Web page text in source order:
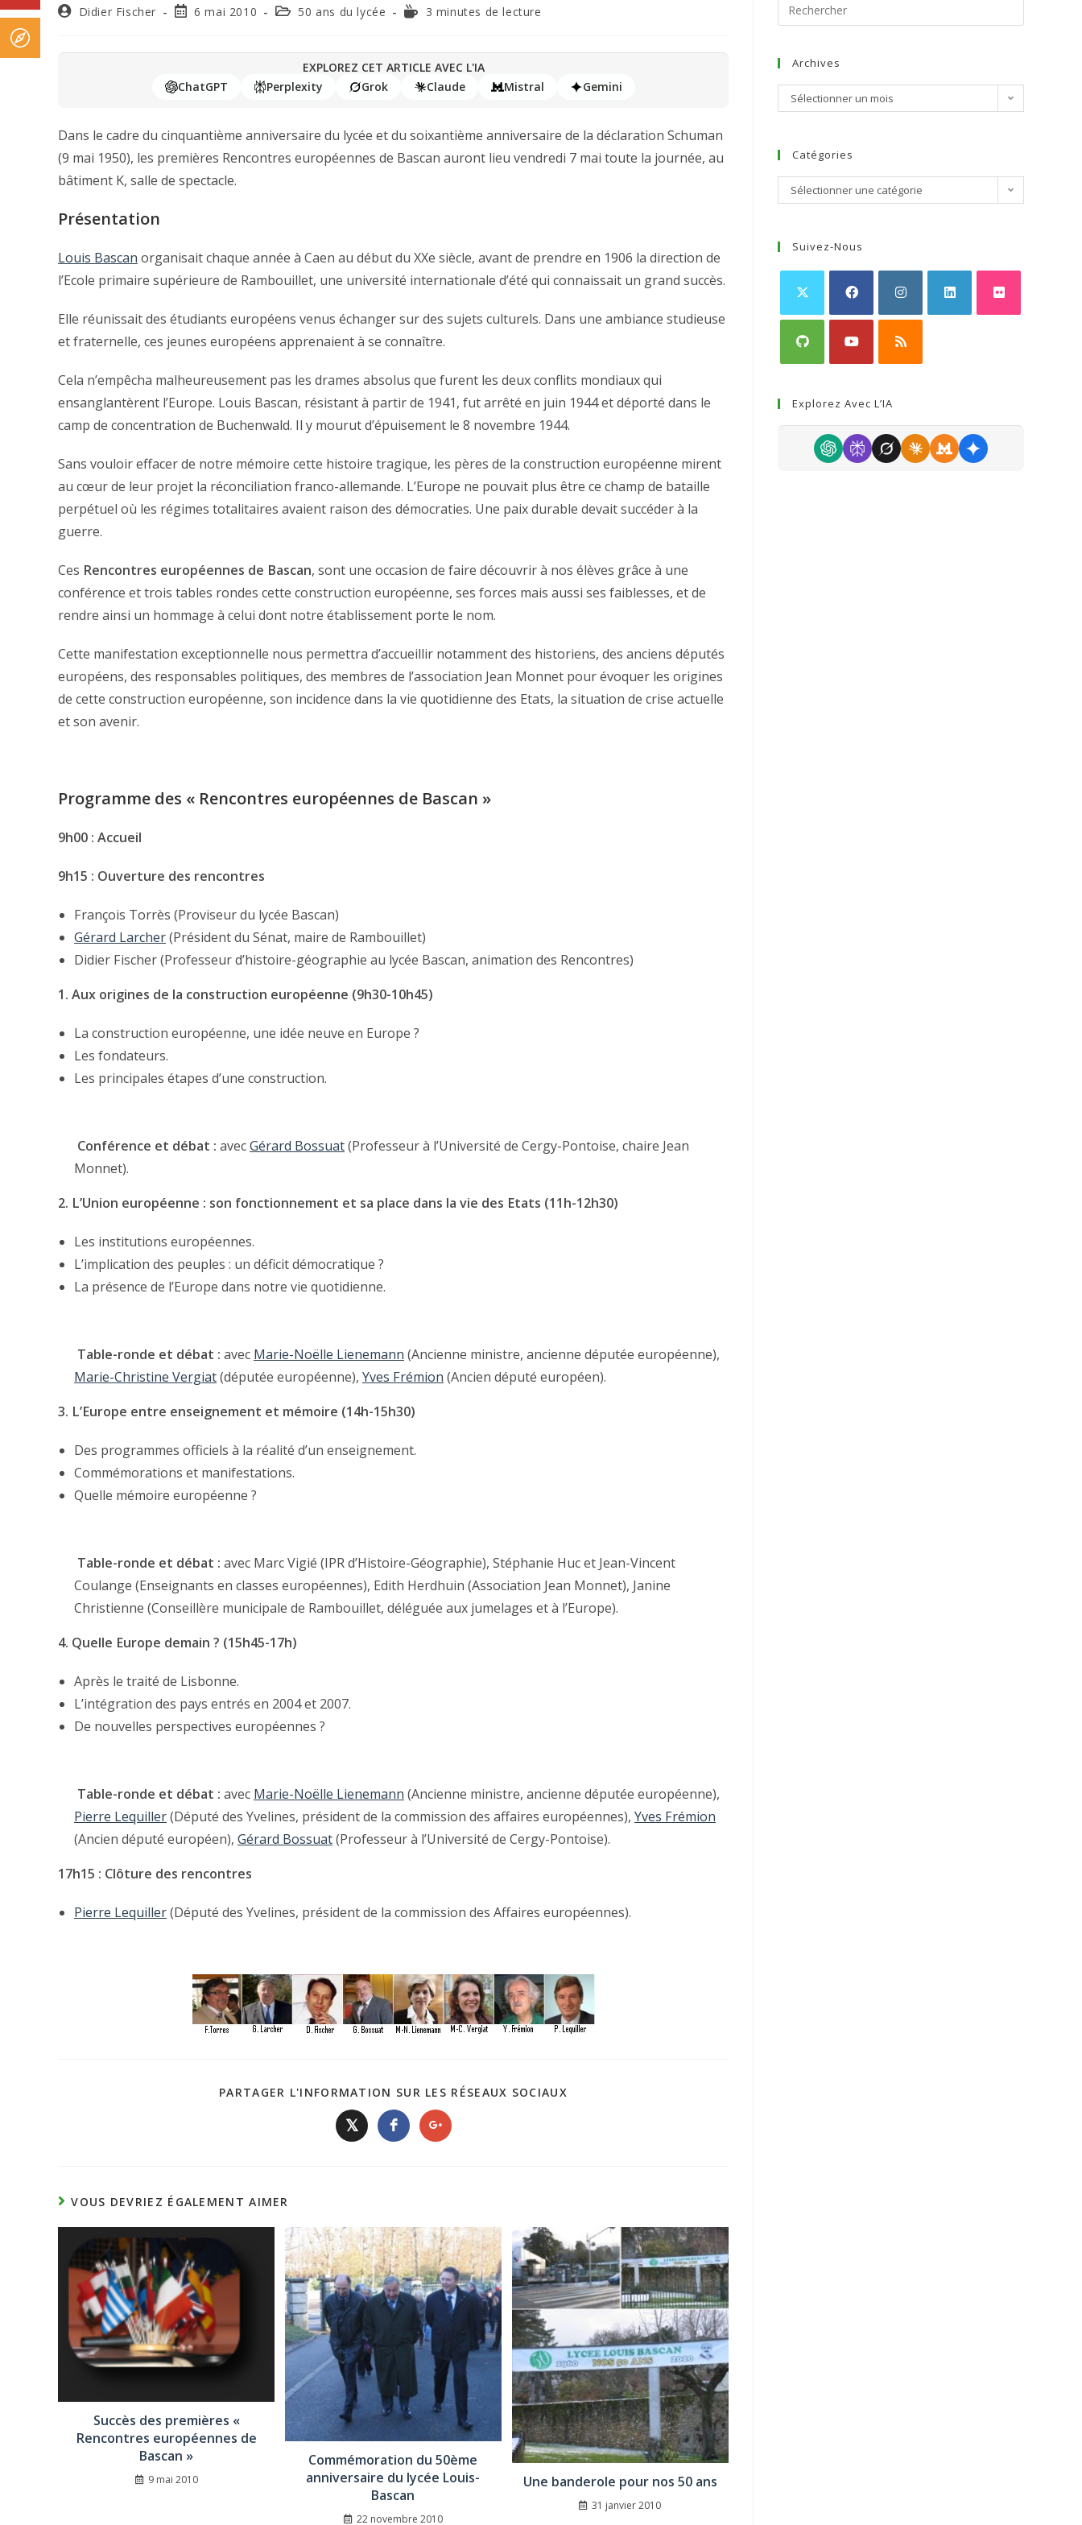
Didier Fischer 6 mai 2010 50 ans du lycée 3 minutes de lecture
EXPLOREZ CET ARTICLE AVEC L'IA
ChatGPT
Perplexity Grok Claude Mistral Gemini
Dans le cadre du cinquantième anniversaire du lycée et du soixantième anniversaire de la déclaration Schuman
(9 mai 1950), les premières Rencontres européennes de Bascan auront lieu vendredi 7 mai toute la journée, au
bâtiment K, salle de spectacle.
Présentation
Louis Bascan organisait chaque année à Caen au début du XXe siècle, avant de prendre en 1906 la direction de
l’Ecole primaire supérieure de Rambouillet, une université internationale d’été qui connaissait un grand succès.
Elle réunissait des étudiants européens venus échanger sur des sujets culturels. Dans une ambiance studieuse
et fraternelle, ces jeunes européens apprenaient à se connaître.
Cela n’empêcha malheureusement pas les drames absolus que furent les deux conflits mondiaux qui
ensanglantèrent l’Europe. Louis Bascan, résistant à partir de 1941, fut arrêté en juin 1944 et déporté dans le
camp de concentration de Buchenwald. Il y mourut d’épuisement le 8 novembre 1944.
Sans vouloir effacer de notre mémoire cette histoire tragique, les pères de la construction européenne mirent
au cœur de leur projet la réconciliation franco-allemande. L’Europe ne pouvait plus être ce champ de bataille
perpétuel où les régimes totalitaires avaient raison des démocraties. Une paix durable devait succéder à la
guerre.
Ces Rencontres européennes de Bascan, sont une occasion de faire découvrir à nos élèves grâce à une
conférence et trois tables rondes cette construction européenne, ses forces mais aussi ses faiblesses, et de
rendre ainsi un hommage à celui dont notre établissement porte le nom.
Cette manifestation exceptionnelle nous permettra d’accueillir notamment des historiens, des anciens députés
européens, des responsables politiques, des membres de l’association Jean Monnet pour évoquer les origines
de cette construction européenne, son incidence dans la vie quotidienne des Etats, la situation de crise actuelle
et son avenir.
Programme des « Rencontres européennes de Bascan »
9h00 : Accueil
9h15 : Ouverture des rencontres
François Torrès (Proviseur du lycée Bascan)
Gérard Larcher(Président du Sénat, maire de Rambouillet)
Didier Fischer (Professeur d’histoire-géographie au lycée Bascan, animation des Rencontres)
1. Aux origines de la construction européenne (9h30-10h45)
La construction européenne, une idée neuve en Europe ?
Les fondateurs.
Les principales étapes d’une construction.
Conférence et débat : avecGérard Bossuat(Professeur à l’Université de Cergy-Pontoise, chaire Jean
Monnet).
2. L’Union européenne : son fonctionnement et sa place dans la vie des Etats (11h-12h30)
Les institutions européennes.
L’implication des peuples : un déficit démocratique ?
La présence de l’Europe dans notre vie quotidienne.
Table-ronde et débat : avec Marie-Noëlle Lienemann (Ancienne ministre, ancienne députée européenne),
Marie-Christine Vergiat(députée européenne), Yves Frémion (Ancien député européen).
3. L’Europe entre enseignement et mémoire (14h-15h30)
Des programmes officiels à la réalité d’un enseignement.
Commémorations et manifestations.
Quelle mémoire européenne ?
Table-ronde et débat : avec Marc Vigié (IPR d’Histoire-Géographie), Stéphanie Huc et Jean-Vincent
Coulange (Enseignants en classes européennes), Edith Herdhuin (Association Jean Monnet), Janine
Christienne (Conseillère municipale de Rambouillet, déléguée aux jumelages et à l’Europe).
4. Quelle Europe demain ? (15h45-17h)
Après le traité de Lisbonne.
L’intégration des pays entrés en 2004 et 2007.
De nouvelles perspectives européennes ?
Table-ronde et débat : avec Marie-Noëlle Lienemann (Ancienne ministre, ancienne députée européenne),
Pierre Lequiller(Député des Yvelines, président de la commission des affaires européennes), Yves Frémion
(Ancien député européen), Gérard Bossuat(Professeur à l’Université de Cergy-Pontoise).
17h15 : Clôture des rencontres
Pierre Lequiller(Député des Yvelines, président de la commission des Affaires européennes).
PARTAGER L'INFORMATION SUR LES RÉSEAUX SOCIAUX
𝕏
VOUS DEVRIEZ ÉGALEMENT AIMER
Succès des premières «
Rencontres européennes de
Bascan »
9 mai 2010
Commémoration du 50ème
anniversaire du lycée Louis-
Bascan
22 novembre 2010
Une banderole pour nos 50 ans
31 janvier 2010
Archives
Sélectionner un mois
Catégories
Sélectionner une catégorie
Suivez-Nous
Explorez Avec L’IA